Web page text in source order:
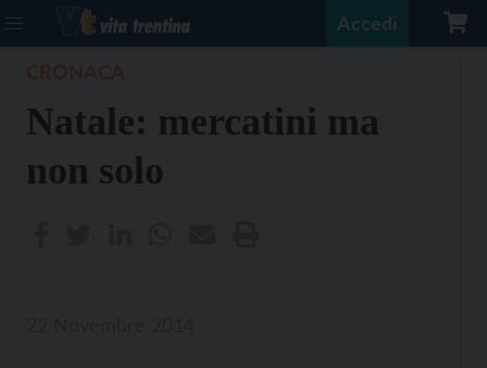
Accedi
Natale: mercatini ma
non solo